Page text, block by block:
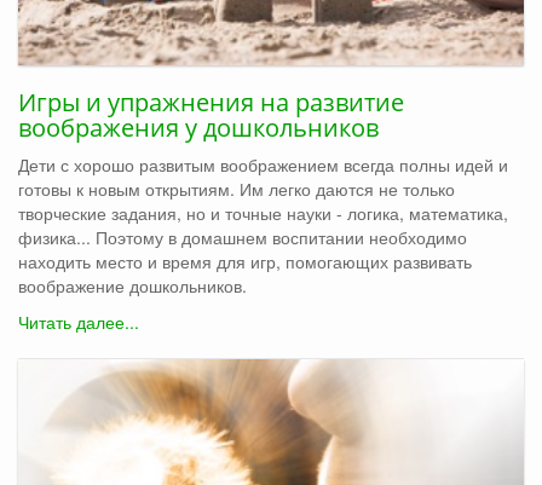
Игры и упражнения на развитие
воображения у дошкольников
Дети с хорошо развитым воображением всегда полны идей и
готовы к новым открытиям. Им легко даются не только
творческие задания, но и точные науки - логика, математика,
физика... Поэтому в домашнем воспитании необходимо
находить место и время для игр, помогающих развивать
воображение дошкольников.
Читать далее...